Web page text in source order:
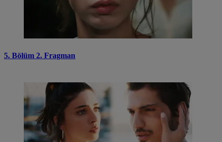
5. Bölüm 2. Fragman